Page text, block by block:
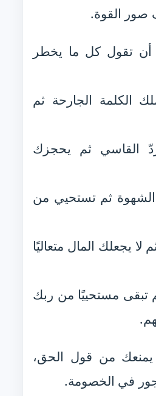
القوة.
أن تقول كل ما يخطر
الكلمة الجارحة ثم
القاسي ثم يحجزك
ثم تستحيي من
لا يجعلك المال متعاليًا
تبقى مستحييًا من ربك
يمنعك من قول الحق،
في الخصومة.